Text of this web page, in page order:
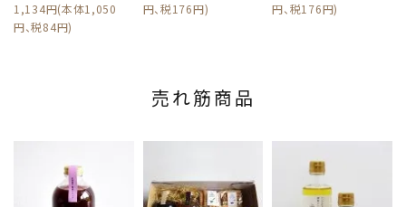
1,134円(本体1,050
円、税84円)
円、税176円)
円、税176円)
売れ筋商品